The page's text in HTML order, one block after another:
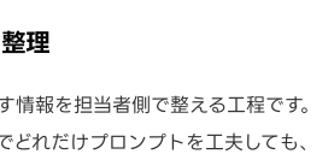
理
情報を担当者側で整える工程です。
どれだけプロンプトを工夫しても、